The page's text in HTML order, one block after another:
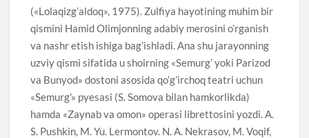
(«Lolaqizg’aldoq», 1975). Zulfiya hayotining muhim bir
qismini Hamid Olimjonning adabiy merosini o’rganish
va nashr etish ishiga bag’ishladi. Ana shu jarayonning
uzviy qismi sifatida u shoirning «Semurg’ yoki Parizod
va Bunyod» dostoni asosida qo’g’irchoq teatri uchun
«Semurg'» pyesasi (S. Somova bilan hamkorlikda)
hamda «Zaynab va omon» operasi librettosini yozdi. A.
S. Pushkin, M. Yu. Lermontov. N. A. Nekrasov, M. Voqif,